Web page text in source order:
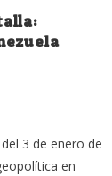
3 de enero de
en